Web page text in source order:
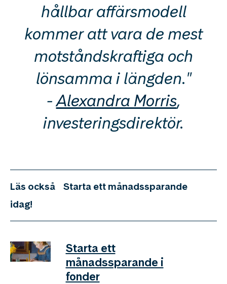
hållbar affärsmodell
kommer att vara de mest
motståndskraftiga och
lönsamma i längden."
-Alexandra Morris,
investeringsdirektör.
Läs också
Starta ett månadssparande
idag!
Starta ett
månadssparande i
fonder